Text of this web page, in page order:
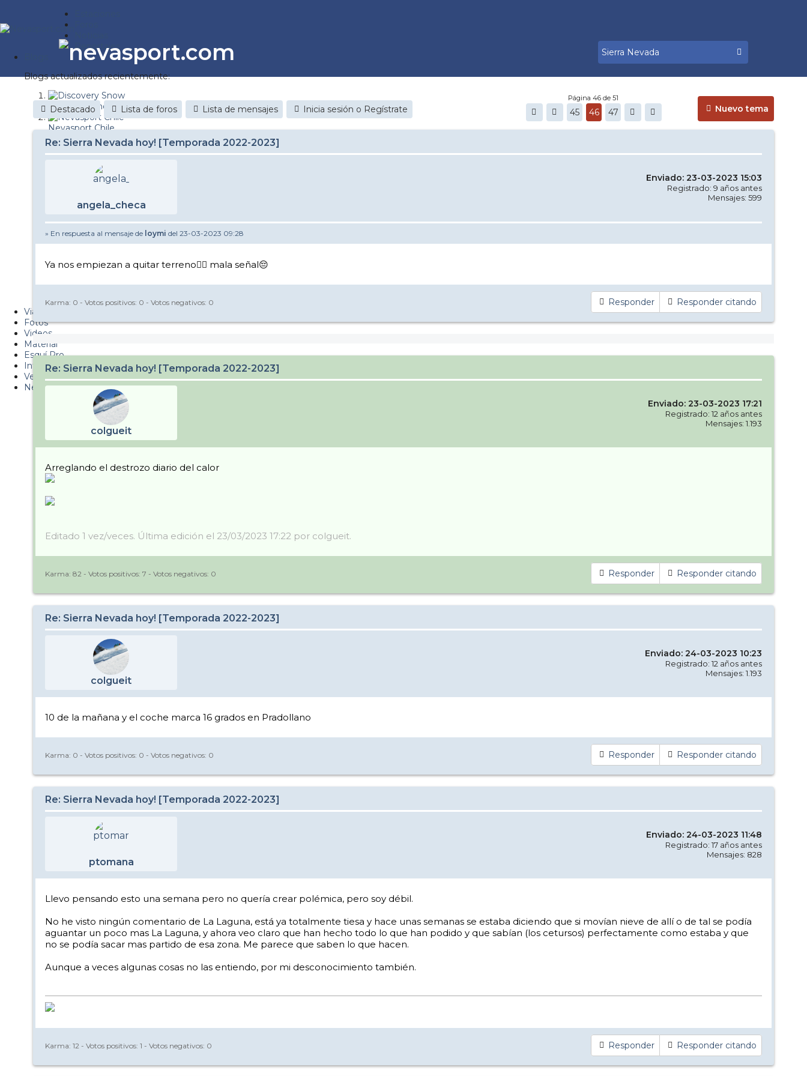
Reportajes
Blogs actualizados recientemente:
Discovery Snow
Nevasport Chile
Esquiaryviajar.com
nevasport blog
Diario de un friki
PUCAF - Blog
Viajes
Fotos
Videos
Material
Esquí Pro
Infonieve
Verano
Nevalog
Nuevo tema
Destacado Lista de foros Lista de mensajes Inicia sesión o Regístrate
Página 46 de 51
45 46 47
Re: Sierra Nevada hoy! [Temporada 2022-2023]
angela_checa
Enviado: 23-03-2023 15:03
Registrado: 9 años antes
Mensajes: 599
» En respuesta al mensaje de loymi del 23-03-2023 09:28
Ya nos empiezan a quitar terreno🤦‍♀️ mala señal😔
Responder Responder citando
Karma: 0 - Votos positivos: 0 - Votos negativos: 0
Re: Sierra Nevada hoy! [Temporada 2022-2023]
colgueit
Enviado: 23-03-2023 17:21
Registrado: 12 años antes
Mensajes: 1.193
Arreglando el destrozo diario del calor
Editado 1 vez/veces. Última edición el 23/03/2023 17:22 por colgueit.
Responder Responder citando
Karma: 82 - Votos positivos: 7 - Votos negativos: 0
Re: Sierra Nevada hoy! [Temporada 2022-2023]
colgueit
Enviado: 24-03-2023 10:23
Registrado: 12 años antes
Mensajes: 1.193
10 de la mañana y el coche marca 16 grados en Pradollano
Responder Responder citando
Karma: 0 - Votos positivos: 0 - Votos negativos: 0
Re: Sierra Nevada hoy! [Temporada 2022-2023]
ptomana
Enviado: 24-03-2023 11:48
Registrado: 17 años antes
Mensajes: 828
Llevo pensando esto una semana pero no quería crear polémica, pero soy débil.
No he visto ningún comentario de La Laguna, está ya totalmente tiesa y hace unas semanas se estaba diciendo que si movían nieve de allí o de tal se podía
aguantar un poco mas La Laguna, y ahora veo claro que han hecho todo lo que han podido y que sabían (los cetursos) perfectamente como estaba y que
no se podía sacar mas partido de esa zona. Me parece que saben lo que hacen.
Aunque a veces algunas cosas no las entiendo, por mi desconocimiento también.
Responder Responder citando
Karma: 12 - Votos positivos: 1 - Votos negativos: 0